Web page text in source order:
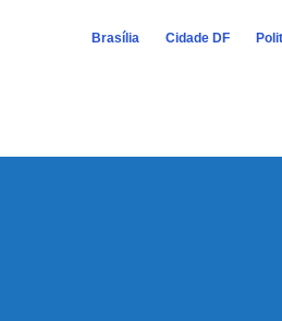
Brasília Cidade DF